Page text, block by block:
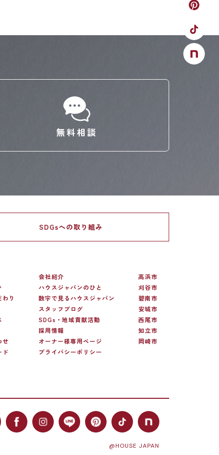
無料相談
SDGsへの取り組み
り
せ
ド
会社紹介
ハウスジャパンのひと
数字で見るハウスジャパン
スタッフブログ
SDGs・地域貢献活動
採用情報
オーナー様専用ページ
プライバシーポリシー
高浜市
刈谷市
碧南市
安城市
西尾市
知立市
岡崎市
@HOUSE JAPAN